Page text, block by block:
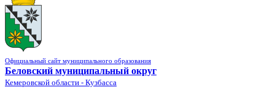
Официальный сайт муниципального образования
Беловский муниципальный округ
Кемеровской области - Кузбасса